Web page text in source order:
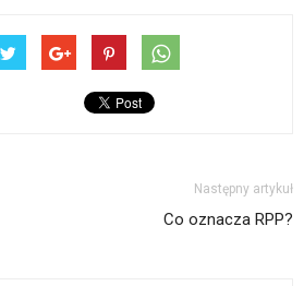
Następny artykuł
Co oznacza RPP?